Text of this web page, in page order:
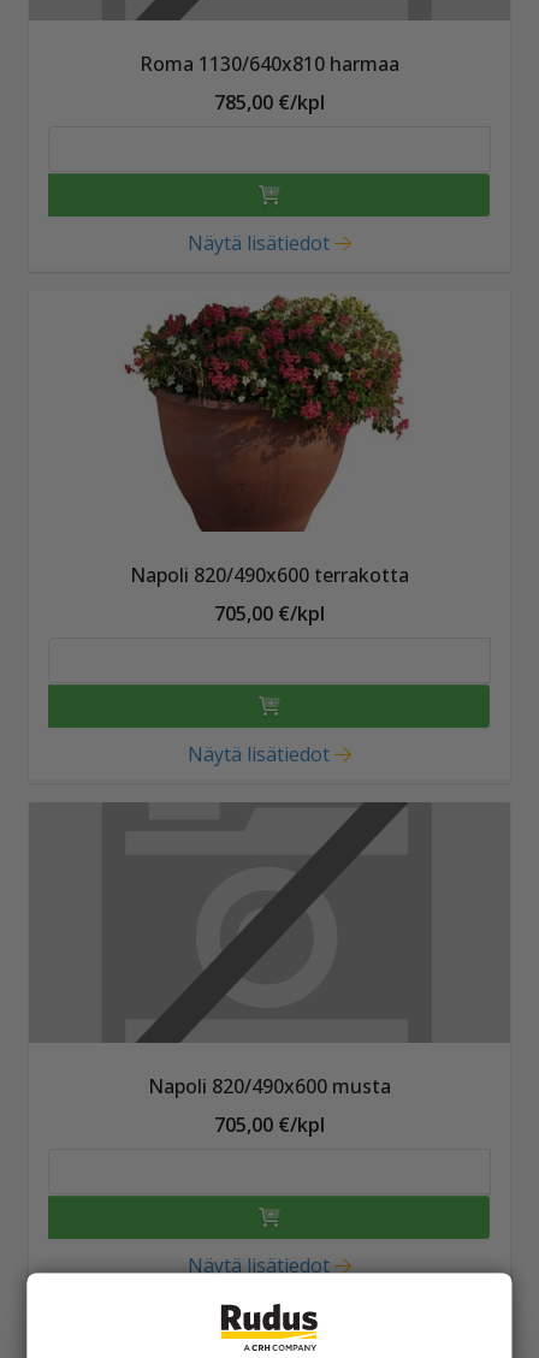
Roma 1130/640x810 harmaa
785,00 €/kpl
Näytä lisätiedot
Napoli 820/490x600 terrakotta
705,00 €/kpl
Näytä lisätiedot
Napoli 820/490x600 musta
705,00 €/kpl
Näytä lisätiedot